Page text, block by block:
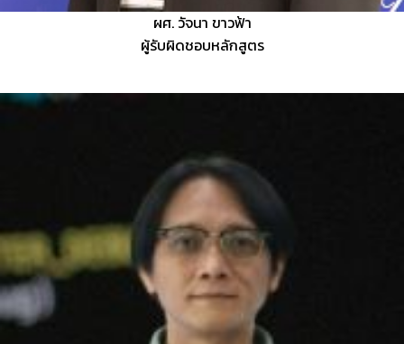
ผศ. วัจนา ขาวฟ้า
ผู้รับผิดชอบหลักสูตร